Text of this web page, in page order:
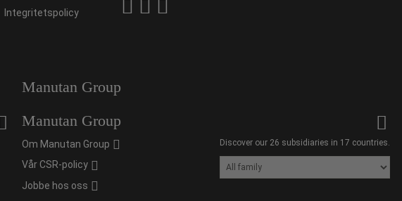
Integritetspolicy
Manutan Group
Manutan Group
Om Manutan Group
Vår CSR-policy
Jobbe hos oss
Discover our 26 subsidiaries in 17 countries.